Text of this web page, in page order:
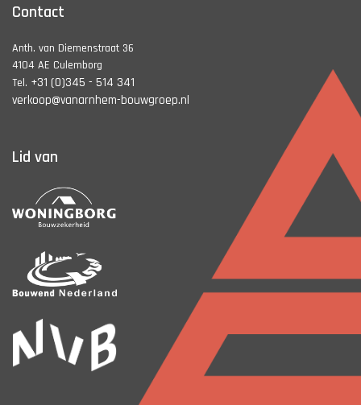
Contact
Anth. van Diemenstraat 36
4104 AE Culemborg
Tel. +31 (0)345 - 514 341
verkoop@vanarnhem-bouwgroep.nl
Lid van